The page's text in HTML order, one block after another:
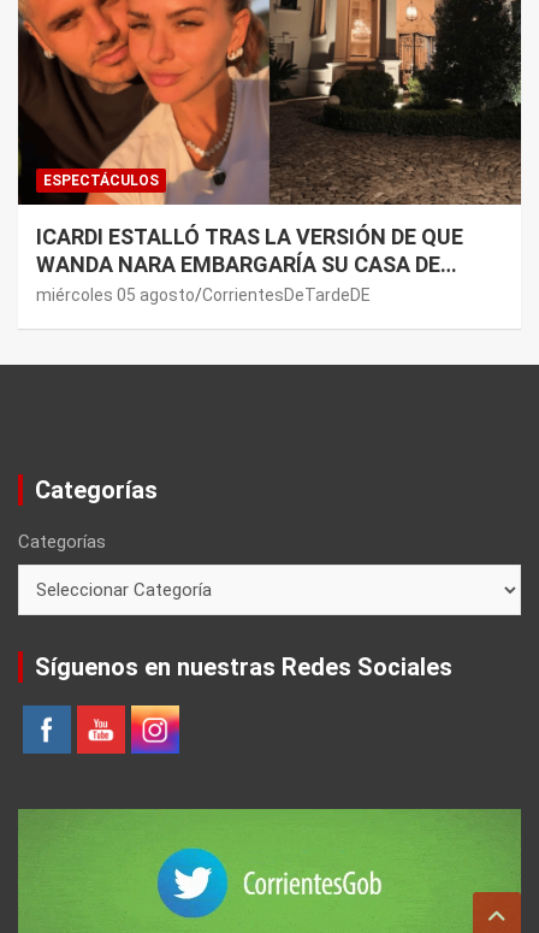
ESPECTÁCULOS
ICARDI ESTALLÓ TRAS LA VERSIÓN DE QUE
WANDA NARA EMBARGARÍA SU CASA DE
NORDELTA: “NECESITAN RASCAR DE ALGÚN
miércoles 05 agosto CorrientesDeTardeDE
Categorías
Categorías
Síguenos en nuestras Redes Sociales